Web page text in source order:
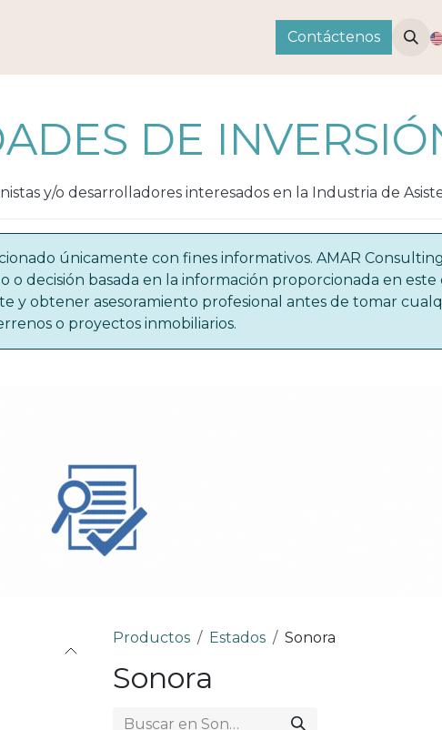
Contáctenos
DE
y/o desarrolladores interesados en la Industria de
únicamente con fines informativos. AMAR
decisión basada en la información proporcionada en este
y obtener asesoramiento profesional antes de tomar
o proyectos inmobiliarios.
Productos Estados Sonora
Sonora